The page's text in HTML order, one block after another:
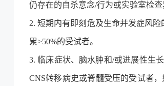
仍存在的自杀意念/行为或实验室检查
2. 短期内有即刻危及生命并发症风
累>50%的受试者。
3. 临床症状、脑水肿和/或进展性生
CNS转移病史或脊髓受压的受试者